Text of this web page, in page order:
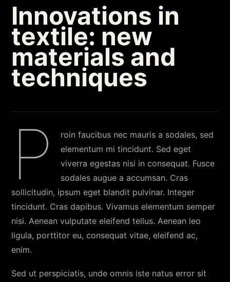
Innovations in
textile: new
materials and
techniques
P
roin faucibus nec mauris a sodales, sed
elementum mi tincidunt. Sed eget
viverra egestas nisi in consequat. Fusce
sodales augue a accumsan. Cras
sollicitudin, ipsum eget blandit pulvinar. Integer
tincidunt. Cras dapibus. Vivamus elementum semper
nisi. Aenean vulputate eleifend tellus. Aenean leo
ligula, porttitor eu, consequat vitae, eleifend ac,
enim.
Sed ut perspiciatis, unde omnis iste natus error sit